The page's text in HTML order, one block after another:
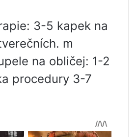
3-5 kapek na
m
na obličej: 1-2
procedury 3-7